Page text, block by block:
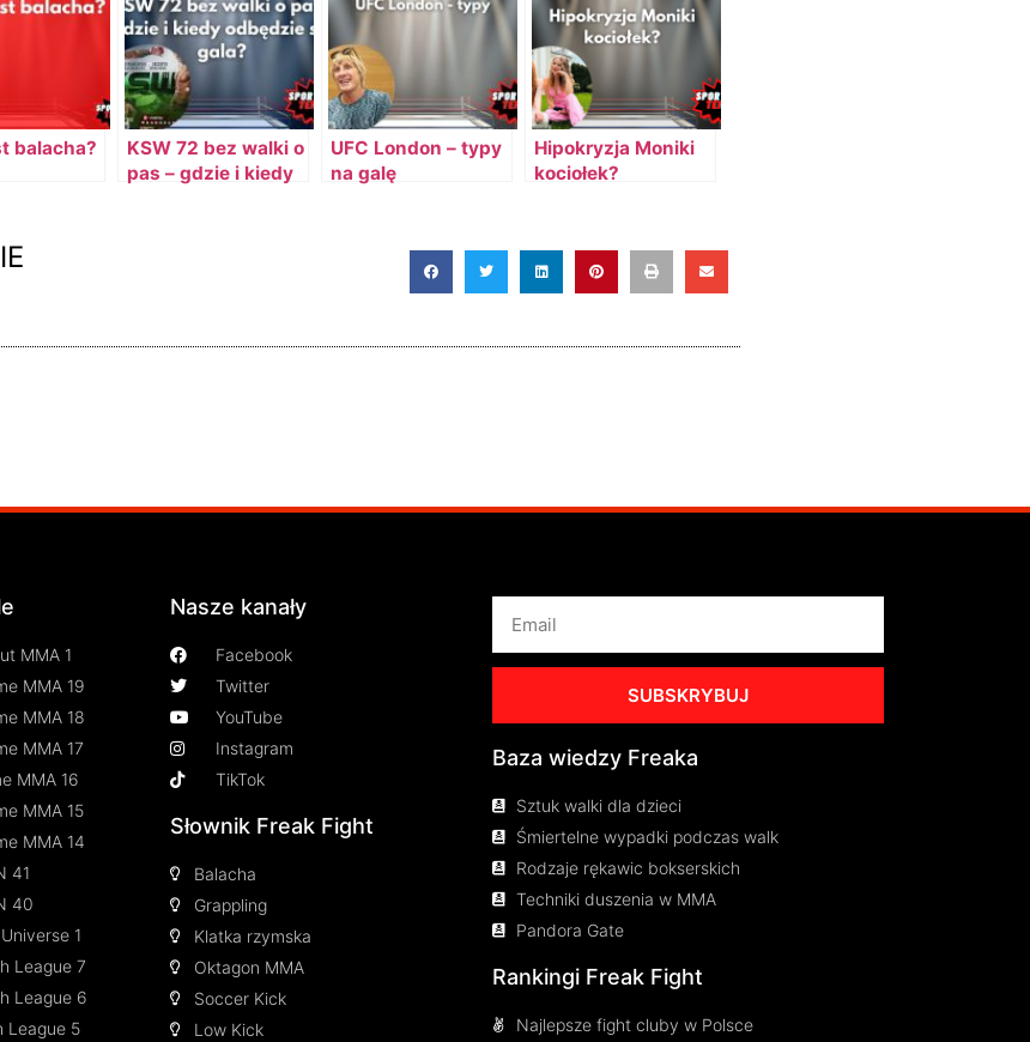
balacha?
KSW 72 bez walki o
pas – gdzie i kiedy
UFC London – typy
na galę
Hipokryzja Moniki
kociołek?
MMA 1
MMA 19
MMA 18
MMA 17
MMA 16
MMA 15
MMA 14
41
40
1
League 7
League 6
League 5
Nasze kanały
Facebook
Twitter
YouTube
Instagram
TikTok
Słownik Freak Fight
Balacha
Grappling
Klatka rzymska
Oktagon MMA
Soccer Kick
Low Kick
SUBSKRYBUJ
Baza wiedzy Freaka
Sztuk walki dla dzieci
Śmiertelne wypadki podczas walk
Rodzaje rękawic bokserskich
Techniki duszenia w MMA
Pandora Gate
Rankingi Freak Fight
Najlepsze fight cluby w Polsce